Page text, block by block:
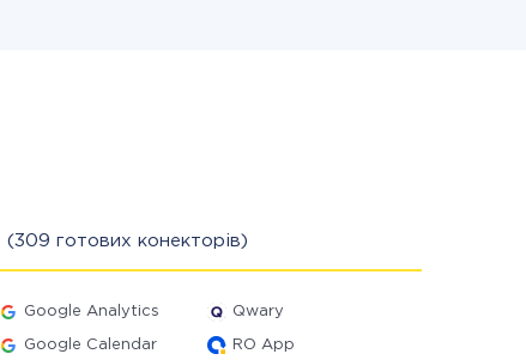
(309 готових конекторів)
Google Analytics Qwary
Google Calendar RO App